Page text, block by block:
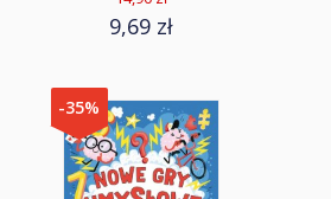
9,69 zł
-35%